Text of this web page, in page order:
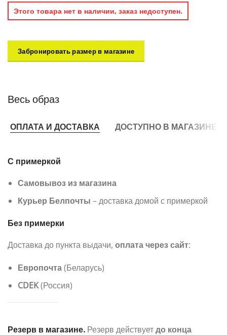
Этого товара нет в наличии, заказ недоступен.
Забронировать размер в магазине
Весь образ
ОПЛАТА И ДОСТАВКА ДОСТУПНО В МАГАЗИНЕ
С примеркой
Самовывоз из магазина
Курьер Белпочты – доставка домой с примеркой
Без примерки
Доставка до пункта выдачи, оплата через сайт:
Европочта(Беларусь)
CDEK(Россия)
Резерв в магазине. Резерв действуетдо конца